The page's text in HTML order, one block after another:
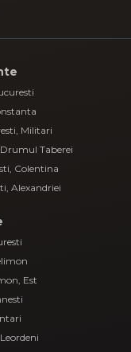
Militari
Taberei
Colentina
Alexandriei
Est